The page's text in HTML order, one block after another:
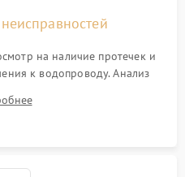
2100 ₽ Подробнее →
на наличие протечек и
к водопроводу. Анализ
нагрева, вращения
системы защиты